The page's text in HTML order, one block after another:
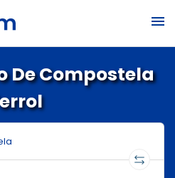
De Compostela